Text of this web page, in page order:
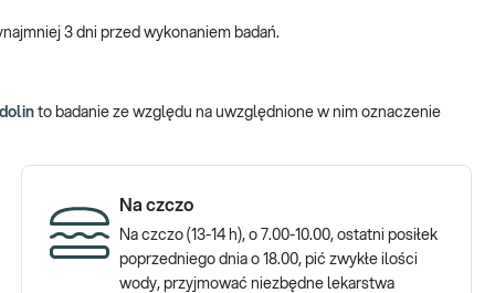
hemoglobiny, białka zaopatrujące w tlen każdą komórkę
stężenia której wnioskuje się o potrzebie suplementacji.
podobnie jak niedobory żelaza, stanowią jedną z przyczyn
anemii megaloblastycznej charakterystyczne są blada,
strony układu nerwowego i przewodu pokarmowego.
3 dni przed wykonaniem badań.
to badanie ze względu na uwzględnione w nim oznaczenie
Na czczo
Na czczo (13-14 h), o 7.00-10.00, ostatni posiłek
poprzedniego dnia o 18.00, pić zwykłe ilości
wody, przyjmować niezbędne lekarstwa